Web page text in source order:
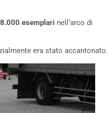
esemplari nell’arco di
era stato accantonato.